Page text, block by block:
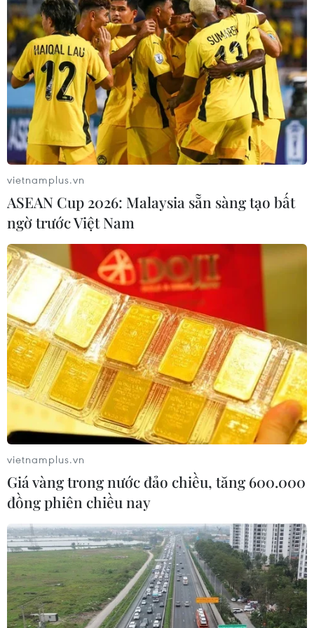
vượt eo biển Manche
10/08/2026 14:23
900 triệu người trên thế giới hứng
chịu tháng 7 nóng nhất lịch sử
10/08/2026 13:37
Indonesia: Thách thức mới từ những
“con tàu bóng tối”
10/08/2026 12:49
Hy Lạp nỗ lực dập tắt đám cháy rừng
mới gần Athens
10/08/2026 12:14
Italy và Đan Mạch thúc đẩy siết chặt
kiểm soát
10/08/2026 12:00
Philippines hỗ trợ các cộng đồng bị
ảnh hưởng thời tiết cực đoan
10/08/2026 10:40
Chính phủ Thái Lan siết chặt kiểm
soát sở hữu súng
vietnamplus.vn
ASEAN Cup 2026: Malaysia sẵn sàng tạo bất
ngờ trước Việt Nam
vietnamplus.vn
Giá vàng trong nước đảo chiều, tăng 600.000
đồng phiên chiều nay